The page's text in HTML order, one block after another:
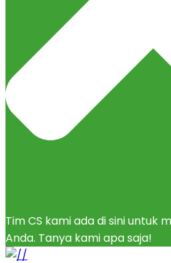
Tim CS kami ada di sini untuk
Anda. Tanya kami apa saja!